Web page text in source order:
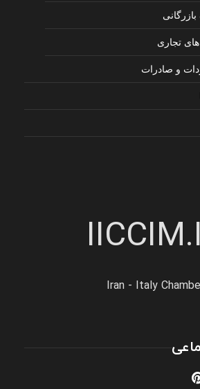
تجاری
و صادرات
Iran - Italy